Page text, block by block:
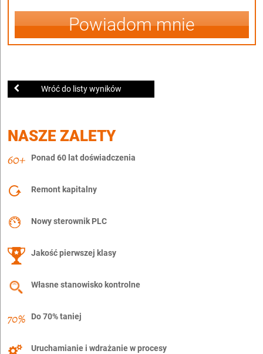
Powiadom mnie
Wróć do listy wyników
NASZE ZALETY
Ponad 60 lat doświadczenia
Remont kapitalny
Nowy sterownik PLC
Jakość pierwszej klasy
Własne stanowisko kontrolne
Do 70% taniej
Uruchamianie i wdrażanie w procesy